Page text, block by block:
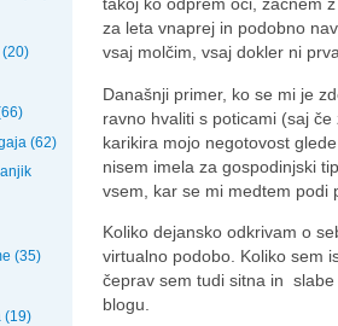
(62)
(35)
(19)
za leta vnaprej in podobno
vsaj molčim, vsaj dokler ni
Današnji primer, ko se mi je
ravno hvaliti s poticami (saj
karikira mojo negotovost
nisem imela za gospodinjski
vsem, kar se mi medtem podi
Koliko dejansko odkrivam o
virtualno podobo. Koliko sem
čeprav sem tudi sitna in
blogu.